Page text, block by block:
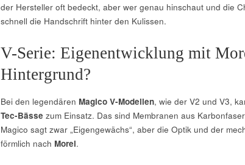
der Hersteller oft bedeckt, aber wer genau hinschaut und die
schnell die Handschrift hinter den Kulissen.
V-Serie: Eigenentwicklung mit
Hintergrund?
Bei den legendären Magico V-Modellen, wie der V2 und V3,
Tec-Bässe zum Einsatz. Das sind Membranen aus
Magico sagt zwar „Eigengewächs“, aber die Optik und der
förmlich nach Morel.